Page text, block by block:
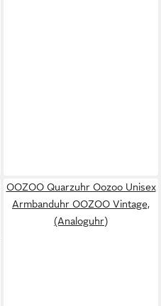
OOZOO Quarzuhr Oozoo Unisex
Armbanduhr OOZOO Vintage,
(Analoguhr)